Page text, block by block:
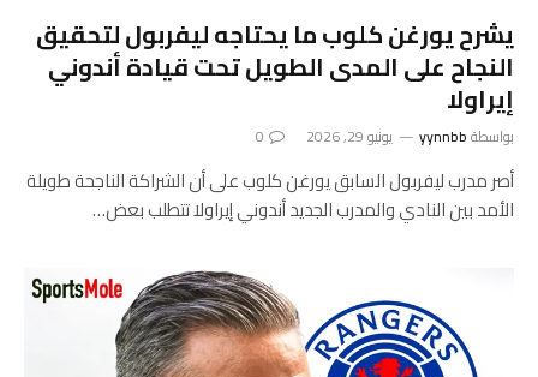
يشرح يورغن كلوب ما يحتاجه ليفربول لتحقيق
النجاح على المدى الطويل تحت قيادة أندوني
إيراولا
بواسطةyynnbb يونيو 29, 2026 0
أصر مدرب ليفربول السابق يورغن كلوب على أن الشراكة الناجحة طويلة
الأمد بين النادي والمدرب الجديد أندوني إيراولا تتطلب بعض…